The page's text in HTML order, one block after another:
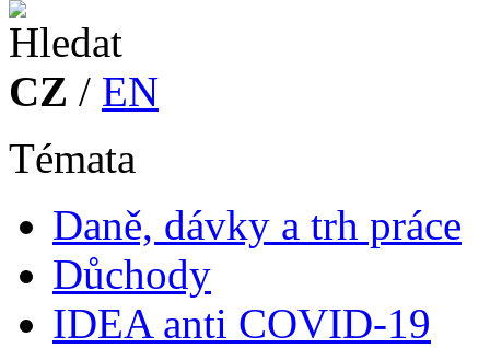
CZ / EN
Témata
Daně, dávky a trh práce
Důchody
IDEA anti COVID-19